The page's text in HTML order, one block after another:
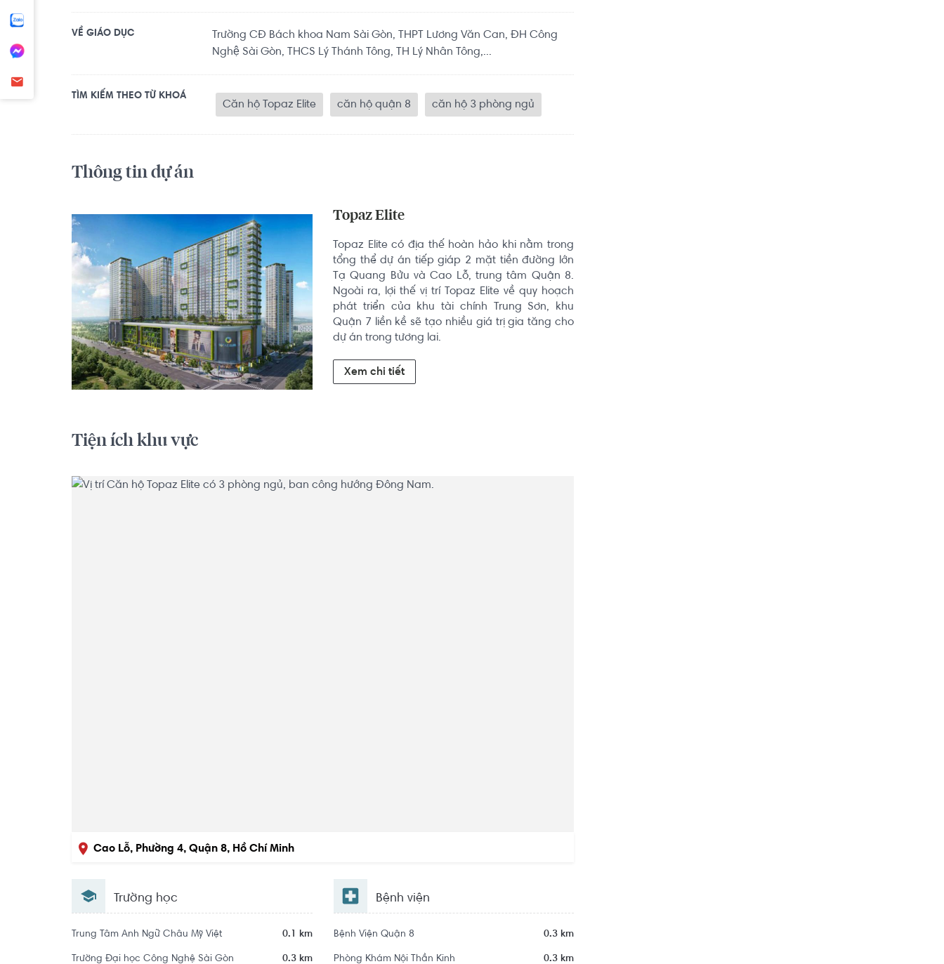
VỀ GIÁO DỤC
Trường CĐ Bách khoa Nam Sài Gòn, THPT Lương Văn Can, ĐH Công
Nghệ Sài Gòn, THCS Lý Thánh Tông, TH Lý Nhân Tông,...
TÌM KIẾM THEO TỪ KHOÁ
Căn hộ Topaz Elite căn hộ quận 8 căn hộ 3 phòng ngủ
Thông tin dự án
Topaz Elite
Topaz Elite có địa thế hoàn hảo khi nằm trong
tổng thể dự án tiếp giáp 2 mặt tiền đường lớn
Tạ Quang Bửu và Cao Lỗ, trung tâm Quận 8.
Ngoài ra, lợi thế vị trí Topaz Elite về quy hoạch
phát triển của khu tài chính Trung Sơn, khu
Quận 7 liền kề sẽ tạo nhiều giá trị gia tăng cho
dự án trong tương lai.
Xem chi tiết
Tiện ích khu vực
Cao Lỗ, Phường 4, Quận 8, Hồ Chí Minh
Trường học
Trung Tâm Anh Ngữ Châu Mỹ Việt 0.1 km
Trường Đại học Công Nghệ Sài Gòn 0.3 km
Bệnh viện
Bệnh Viện Quận 8 0.3 km
Phòng Khám Nội Thần Kinh 0.3 km